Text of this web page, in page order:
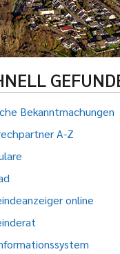
Bekanntmachungen
A-Z
online